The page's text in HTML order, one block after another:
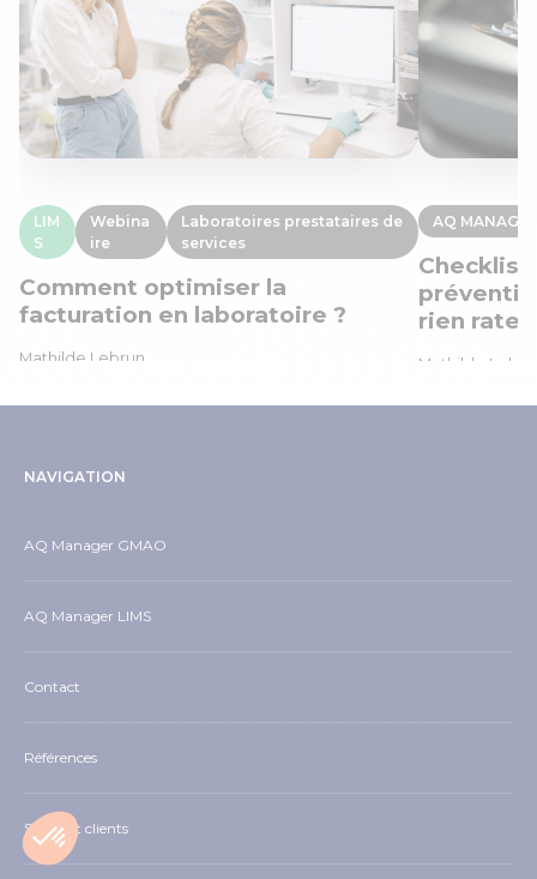
LIM
S
Webina
ire
Laboratoires prestataires de
services
Comment optimiser la
facturation en laboratoire ?
Mathilde Lebrun
AQ
Checklist
rien rater
Mathilde
NAVIGATION
AQ Manager GMAO
AQ Manager LIMS
Contact
Références
Support clients